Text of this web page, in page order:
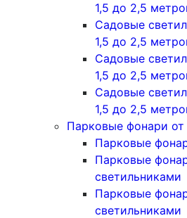
1,5 до 2,5
Садовые
1,5 до 2,5
Садовые
1,5 до 2,5
Садовые
1,5 до 2,5
Парковые фонари
Парковые
Парковые
светильниками
Парковые
светильниками